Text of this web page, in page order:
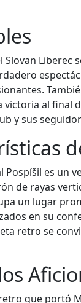
Slovan
victoria al final
y sus
es un
de rayas
un lugar
en su
retro se
que portó